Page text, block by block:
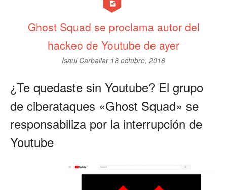
Ghost Squad se proclama autor del
hackeo de Youtube de ayer
Isaul Carballar 18 octubre, 2018
¿Te quedaste sin Youtube? El grupo
de ciberataques «Ghost Squad» se
responsabiliza por la interrupción de
Youtube